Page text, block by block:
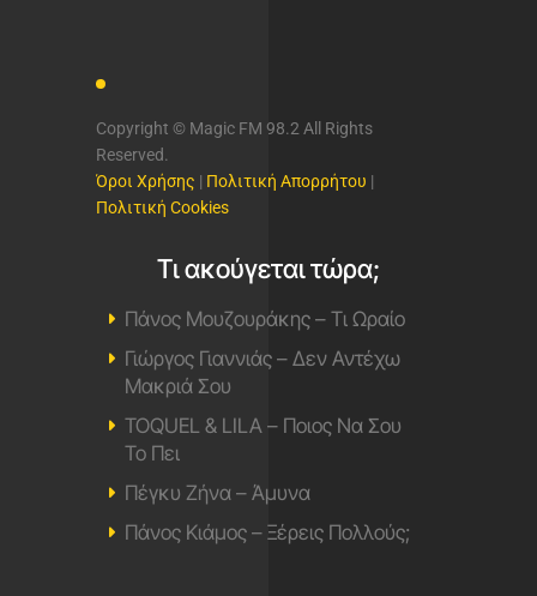
Copyright © Magic FM 98.2 All Rights
Reserved.
Όροι Χρήσης | Πολιτική Απορρήτου |
Πολιτική Cookies
Τι ακούγεται τώρα;
Πάνος Μουζουράκης – Τι Ωραίο
Γιώργος Γιαννιάς – Δεν Αντέχω
Μακριά Σου
TOQUEL & LILA – Ποιος Να Σου
Το Πει
Πέγκυ Ζήνα – Άμυνα
Πάνος Κιάμος – Ξέρεις Πολλούς;